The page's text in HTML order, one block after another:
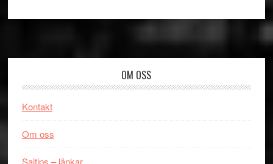
OM OSS
Kontakt
Om oss
Sajtips – länkar